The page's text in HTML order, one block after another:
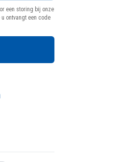
een storing bij onze
ontvangt een code